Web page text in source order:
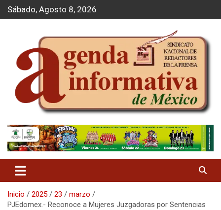
d
Sábado, Agosto 8, 2026
Agenda Informativa
Inicio 2025 23
marzo
PJEdomex.- Reconoce a Mujeres Juzgadoras por Sentencias